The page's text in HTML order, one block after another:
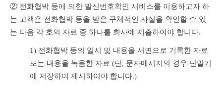
② 전화협박 등에 의한 발신번호확인 서비스를 이용하고자 하
는 고객은 전화협박 등을 받은 구체적인 사실을 확인할 수 있
는 다음 각 호의 자료 중 하나를 회사에 제출하여야 합니다.
1) 전화협박 등의 일시 및 내용을 서면으로 기록한 자료
또는 내용을 녹음한 자료 (단, 문자메시지의 경우 단말기
에 저장하여 제시하여야 합니다.)